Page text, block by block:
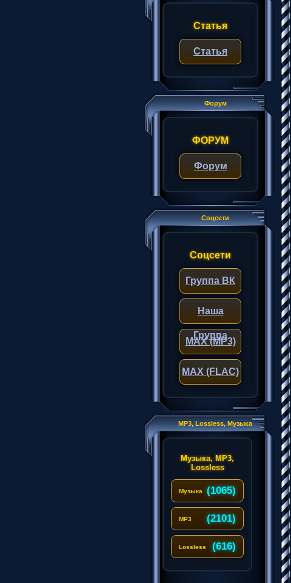
Статья
Статья
Форум
ФОРУМ
Форум
Соцсети
Соцсети
Группа ВК
Наша
Группа
MAX (MP3)
MAX (FLAC)
MP3, Lossless, Музыка
Музыка, MP3,
Lossless
Музыка (1065)
MP3 (2101)
Lossless (616)